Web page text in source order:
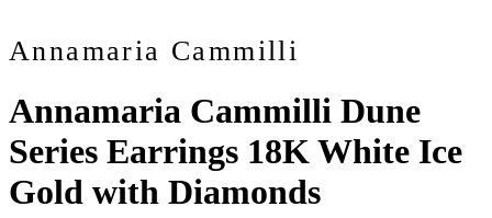
Annamaria Cammilli
Annamaria Cammilli Dune
Series Earrings 18K White Ice
Gold with Diamonds